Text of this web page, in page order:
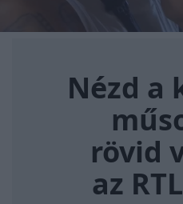
Nézd a
rövid
az